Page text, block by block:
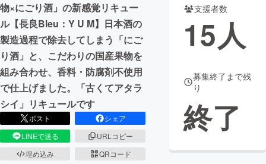
CAMPFIREふるさと納税machi-ya コミュニティ
物×にごり酒」の新感覚リキュー
ル【長良Bleu：Y U M】日本酒の
製造過程で除去してしまう「にご
り酒」と、こだわりの国産果物を
組み合わせ、香料・防腐剤不使用
で仕上げました。「古くてアタラ
シイ」リキュールです
ポスト
シェア
LINEで送る
URLコピー
埋め込み
QRコード
支援者数
15人
募集終了まで残
り
終了